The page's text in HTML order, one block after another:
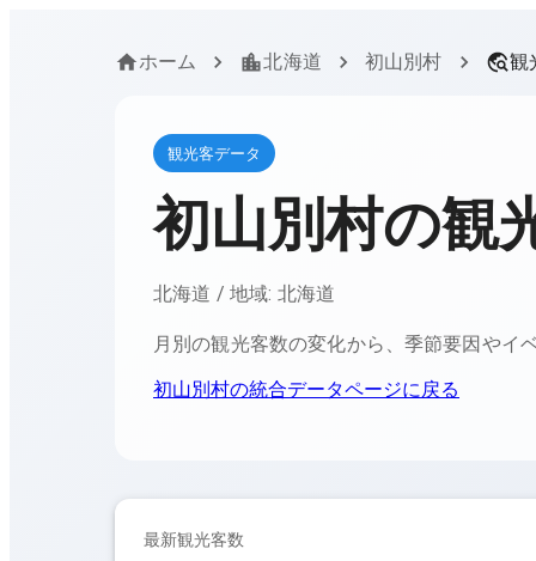
ホーム 北海道 初山別村 観
観光客データ
初山別村の観
北海道 / 地域: 北海道
月別の観光客数の変化から、季節要因やイ
初山別村の統合データページに戻る
最新観光客数